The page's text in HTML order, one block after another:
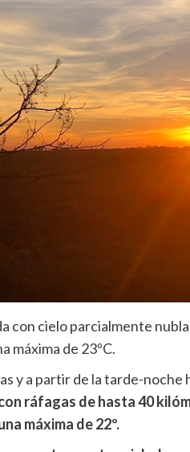
con cielo parcialmente
máxima de 23ºC.
y a partir de la tarde-noche
ráfagas de hasta 40
máxima de 22º.